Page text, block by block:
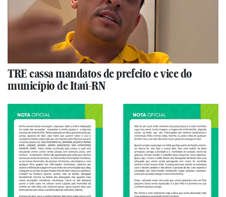
TRE cassa mandatos de prefeito e vice do
município de Itaú-RN